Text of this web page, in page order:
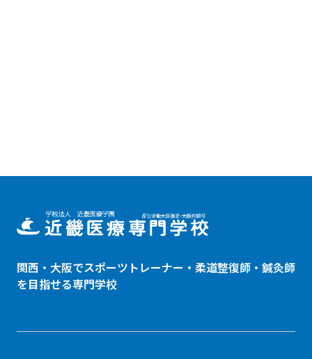
関西・大阪でスポーツトレーナー・ 柔道整復師 ・鍼灸師
を目指せる専門学校